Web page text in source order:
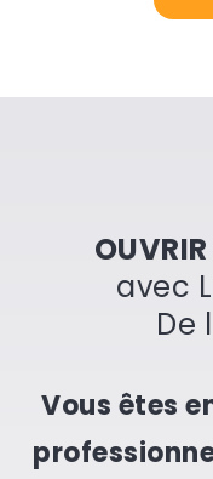
avec
De
Vous êtes